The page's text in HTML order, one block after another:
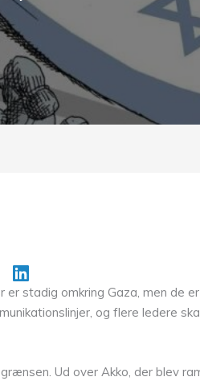
stadig omkring Gaza, men de er
og flere ledere
Ud over Akko, der blev